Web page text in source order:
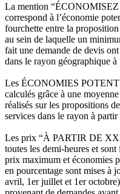
La mention
correspond à l’économie
fourchette entre la
au sein de laquelle un
fait une demande de devis
dans le rayon géographique
Les ÉCONOMIES
calculés grâce à une
réalisés sur les propositions
services dans le rayon à
Les prix “À PARTIR DE XX
toutes les demi-heures et
prix maximum et économies
en pourcentage sont mises à
avril, 1er juillet et 1er